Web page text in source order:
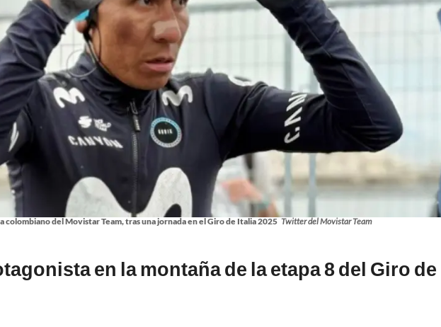
colombiano del Movistar Team, tras una jornada en el Giro de Italia 2025 Twitter del Movistar Team
en la montaña de la etapa 8 del Giro de